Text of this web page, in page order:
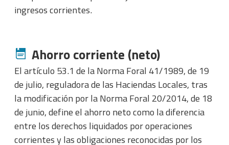
ingresos corrientes.
Ahorro corriente (neto)
El artículo 53.1 de la Norma Foral 41/1989, de 19
de julio, reguladora de las Haciendas Locales, tras
la modificación por la Norma Foral 20/2014, de 18
de junio, define el ahorro neto como la diferencia
entre los derechos liquidados por operaciones
corrientes y las obligaciones reconocidas por los